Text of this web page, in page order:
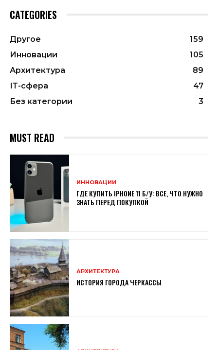
CATEGORIES
Другое
159
Инновации
105
Архитектура
89
ІТ-сфера
47
Без категории
3
MUST READ
ИННОВАЦИИ
ГДЕ КУПИТЬ IPHONE 11 Б/У: ВСЕ, ЧТО НУЖНО
ЗНАТЬ ПЕРЕД ПОКУПКОЙ
АРХИТЕКТУРА
ИСТОРИЯ ГОРОДА ЧЕРКАССЫ